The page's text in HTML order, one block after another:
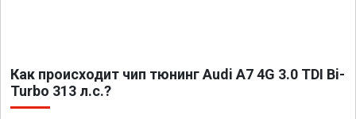
Как происходит чип тюнинг Audi A7 4G 3.0 TDI Bi-
Turbo 313 л.с.?